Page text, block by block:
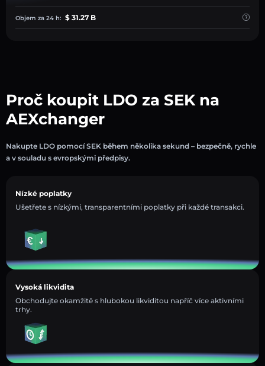
Objem za 24 h: $ 31.27 B
Proč koupit LDO za SEK na
AEXchanger
Nakupte LDO pomocí SEK během několika sekund – bezpečně, rychle
a v souladu s evropskými předpisy.
Nízké poplatky
Ušetřete s nízkými, transparentními poplatky při každé transakci.
Vysoká likvidita
Obchodujte okamžitě s hlubokou likviditou napříč více aktivními
trhy.